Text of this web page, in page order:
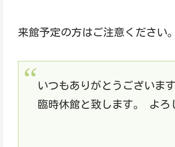
来館予定の方はご注意ください。
いつもありがとうございま
臨時休館と致します。 よろ